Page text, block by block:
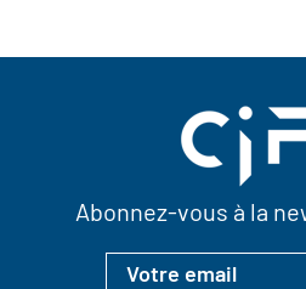
Abonnez-vous à la